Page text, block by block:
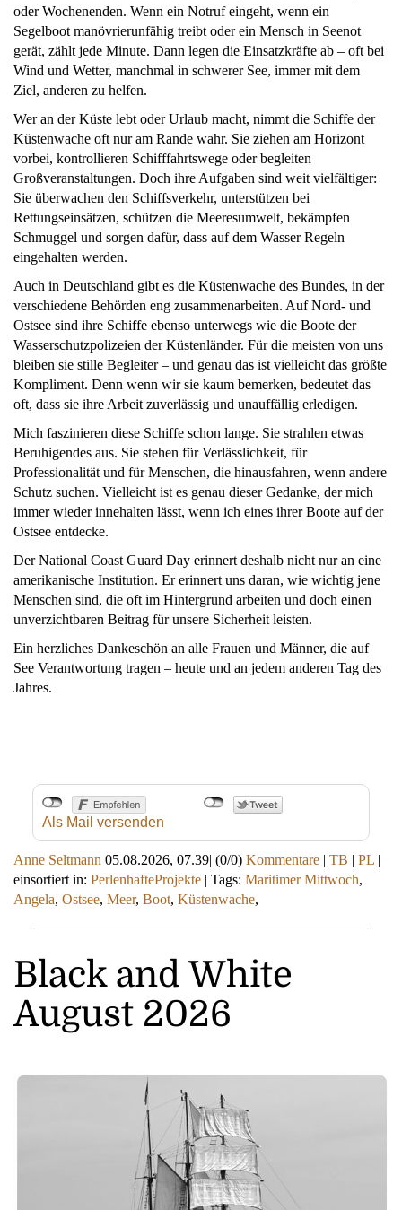
oder Wochenenden. Wenn ein Notruf eingeht, wenn ein
Segelboot manövrierunfähig treibt oder ein Mensch in Seenot
gerät, zählt jede Minute. Dann legen die Einsatzkräfte ab – oft bei
Wind und Wetter, manchmal in schwerer See, immer mit dem
Ziel, anderen zu helfen.
Wer an der Küste lebt oder Urlaub macht, nimmt die Schiffe der
Küstenwache oft nur am Rande wahr. Sie ziehen am Horizont
vorbei, kontrollieren Schifffahrtswege oder begleiten
Großveranstaltungen. Doch ihre Aufgaben sind weit vielfältiger:
Sie überwachen den Schiffsverkehr, unterstützen bei
Rettungseinsätzen, schützen die Meeresumwelt, bekämpfen
Schmuggel und sorgen dafür, dass auf dem Wasser Regeln
eingehalten werden.
Auch in Deutschland gibt es die Küstenwache des Bundes, in der
verschiedene Behörden eng zusammenarbeiten. Auf Nord- und
Ostsee sind ihre Schiffe ebenso unterwegs wie die Boote der
Wasserschutzpolizeien der Küstenländer. Für die meisten von uns
bleiben sie stille Begleiter – und genau das ist vielleicht das größte
Kompliment. Denn wenn wir sie kaum bemerken, bedeutet das
oft, dass sie ihre Arbeit zuverlässig und unauffällig erledigen.
Mich faszinieren diese Schiffe schon lange. Sie strahlen etwas
Beruhigendes aus. Sie stehen für Verlässlichkeit, für
Professionalität und für Menschen, die hinausfahren, wenn andere
Schutz suchen. Vielleicht ist es genau dieser Gedanke, der mich
immer wieder innehalten lässt, wenn ich eines ihrer Boote auf der
Ostsee entdecke.
Der National Coast Guard Day erinnert deshalb nicht nur an eine
amerikanische Institution. Er erinnert uns daran, wie wichtig jene
Menschen sind, die oft im Hintergrund arbeiten und doch einen
unverzichtbaren Beitrag für unsere Sicherheit leisten.
Ein herzliches Dankeschön an alle Frauen und Männer, die auf
See Verantwortung tragen – heute und an jedem anderen Tag des
Jahres.
Als Mail versenden
Anne Seltmann 05.08.2026, 07.39| (0/0) Kommentare | TB | PL |
einsortiert in: PerlenhafteProjekte | Tags: Maritimer Mittwoch,
Angela, Ostsee, Meer, Boot, Küstenwache,
Black and White
August 2026